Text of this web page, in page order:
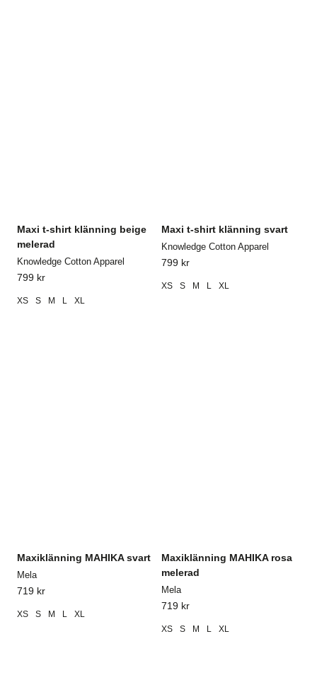
Maxi t-shirt klänning beige
melerad
Knowledge Cotton Apparel
799 kr
XS S M L XL
Maxi t-shirt klänning svart
Knowledge Cotton Apparel
799 kr
XS S M L XL
Maxiklänning MAHIKA svart
Mela
719 kr
XS S M L XL
Maxiklänning MAHIKA rosa
melerad
Mela
719 kr
XS S M L XL